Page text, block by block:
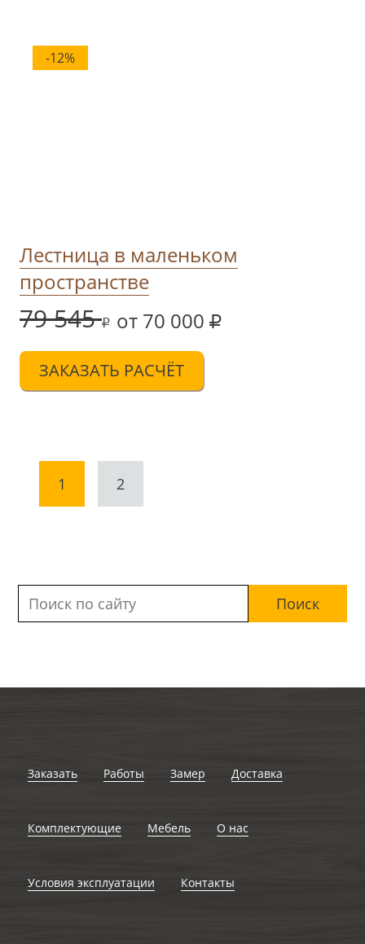
-12%
Лестница в маленьком
пространстве
79 545 от 70 000
ЗАКАЗАТЬ РАСЧЁТ
1 2
Заказать Работы Замер Доставка
Комплектующие Мебель О нас
Условия эксплуатации Контакты